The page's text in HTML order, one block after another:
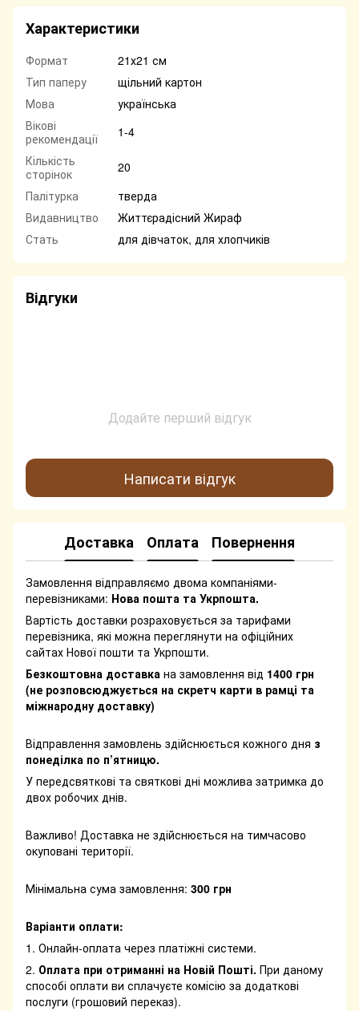
Характеристики
Формат
21х21 см
Тип паперу
щільний картон
Мова
українська
Вікові
рекомендації
1-4
Кількість
сторінок
20
Палітурка
тверда
Видавництво
Життєрадісний Жираф
Стать
для дівчаток, для хлопчиків
Відгуки
Додайте перший відгук
Написати відгук
Доставка Оплата Повернення
Замовлення відправляємо двома компаніями-
перевізниками: Нова пошта та Укрпошта.
Вартість доставки розраховується за тарифами
перевізника, які можна переглянути на офіційних
сайтах Нової пошти та Укрпошти.
Безкоштовна доставка на замовлення від 1400 грн
(не розповсюджується на скретч карти в рамці та
міжнародну доставку)
Відправлення замовлень здійснюється кожного дня з
понеділка по п’ятницю.
У передсвяткові та святкові дні можлива затримка до
двох робочих днів.
Важливо! Доставка не здійснюється на тимчасово
окуповані території.
Мінімальна сума замовлення: 300 грн
Варіанти оплати:
1. Онлайн-оплата через платіжні системи.
2. Оплата при отриманні на Новій Пошті. При даному
способі оплати ви сплачуєте комісію за додаткові
послуги (грошовий переказ).